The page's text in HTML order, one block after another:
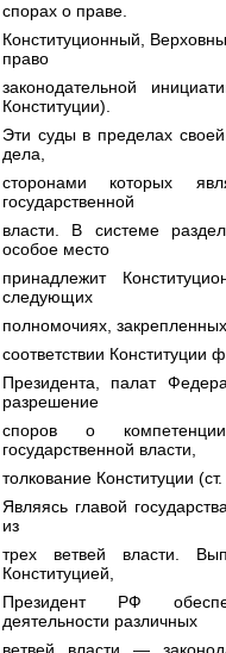
спорах о праве.
Конституционный,
право
законодательной
Конституции).
Эти суды в пределах
дела,
сторонами которых
государственной
власти. В системе
особое место
принадлежит
следующих
полномочиях,
соответствии Конституции
Президента, палат
разрешение
споров о
государственной власти,
толкование Конституции
Являясь главой
из
трех ветвей власти.
Конституцией,
Президент РФ
деятельности различных